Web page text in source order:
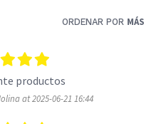
ORDENAR POR
at 2025-06-21 16:44